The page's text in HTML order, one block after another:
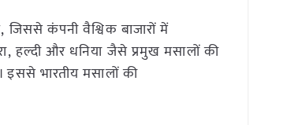
जिससे कंपनी वैश्विक बाजारों में
हल्दी और धनिया जैसे प्रमुख मसालों की
इससे भारतीय मसालों की